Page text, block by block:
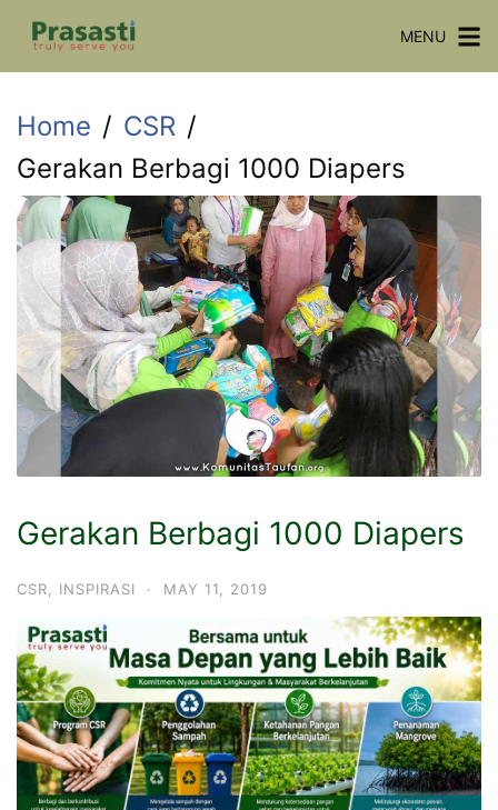
Skip
MENU
Home
CSR
Gerakan Berbagi 1000 Diapers
Gerakan Berbagi 1000 Diapers
CSR, INSPIRASI · MAY 11, 2019